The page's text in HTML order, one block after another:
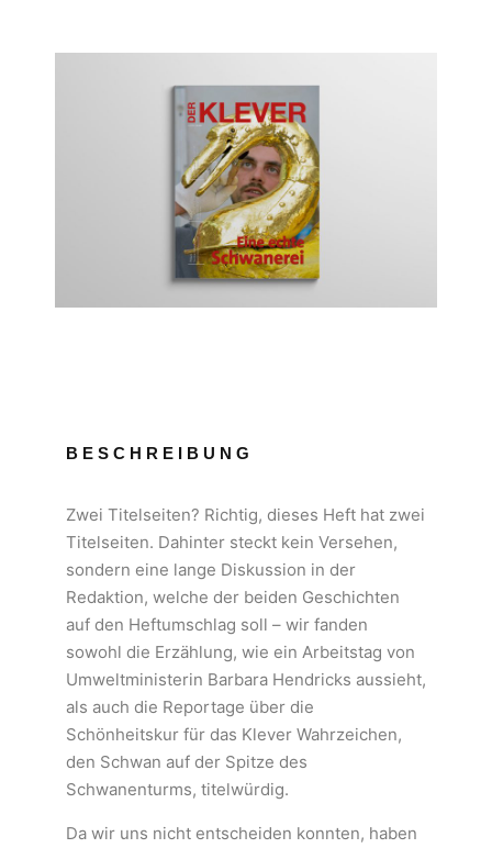
BESCHREIBUNG
Zwei Titelseiten? Richtig, dieses Heft hat zwei
Titelseiten. Dahinter steckt kein Versehen,
sondern eine lange Diskussion in der
Redaktion, welche der beiden Geschichten
auf den Heftumschlag soll – wir fanden
sowohl die Erzählung, wie ein Arbeitstag von
Umweltministerin Barbara Hendricks aussieht,
als auch die Reportage über die
Schönheitskur für das Klever Wahrzeichen,
den Schwan auf der Spitze des
Schwanenturms, titelwürdig.
Da wir uns nicht entscheiden konnten, haben